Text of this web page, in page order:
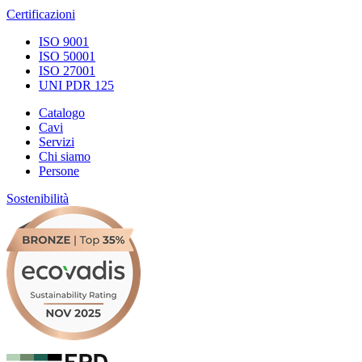
Certificazioni
ISO 9001
ISO 50001
ISO 27001
UNI PDR 125
Catalogo
Cavi
Servizi
Chi siamo
Persone
Sostenibilità